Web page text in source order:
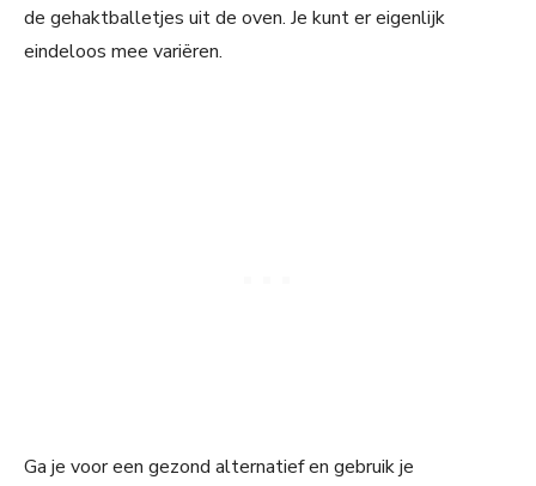
de gehaktballetjes uit de oven. Je kunt er eigenlijk
eindeloos mee variëren.
Ga je voor een gezond alternatief en gebruik je